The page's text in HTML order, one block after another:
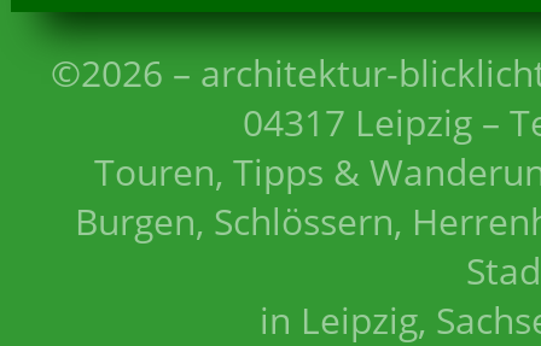
©2026 – architektur-
04317 Leipzig –
Touren, Tipps &
Burgen, Schlössern,
in Leipzig,